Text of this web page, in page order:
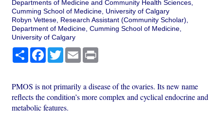
Departments of Medicine and Community Health Sciences,
Cumming School of Medicine, University of Calgary
Robyn Vettese, Research Assistant (Community Scholar),
Department of Medicine, Cumming School of Medicine,
University of Calgary
PartagerFacebook
TwitterEmail
PMOS is not primarily a disease of the ovaries. Its new name
reflects the condition’s more complex and cyclical endocrine and
metabolic features.